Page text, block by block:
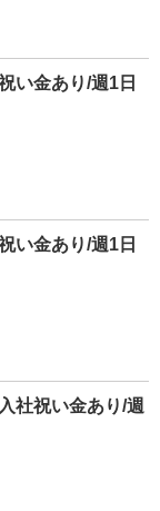
い金あり/週1日
い金あり/週1日
社祝い金あり/週